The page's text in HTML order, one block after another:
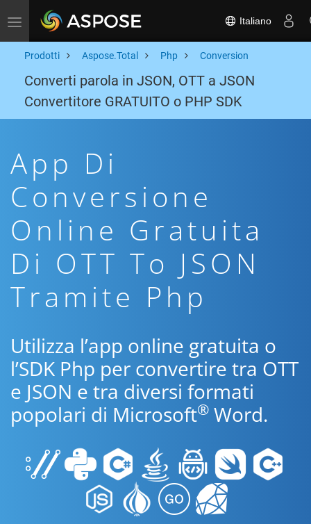
Toggle navigation Italiano
Prodotti Aspose.Total Php Conversion
Converti parola in JSON, OTT a JSON
Convertitore GRATUITO o PHP SDK
App Di
Conversione
Online Gratuita
Di OTT To JSON
Tramite Php
Utilizza l’app online gratuita o
l’SDK Php per convertire tra OTT
e JSON e tra diversi formati
popolari di Microsoft® Word.